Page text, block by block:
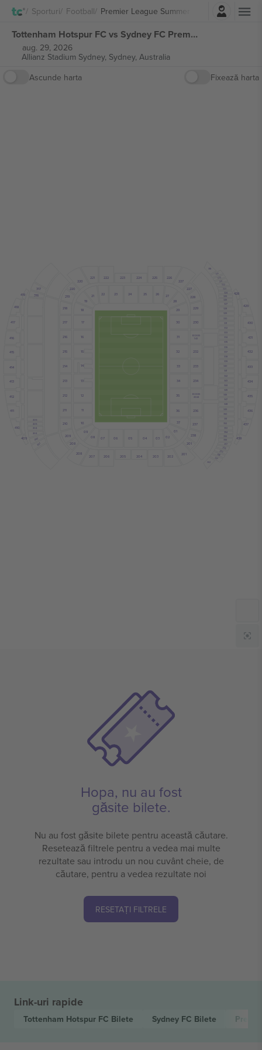
Sporturi Football Premier League Summer Series
Autentificare
Tottenham Hotspur FC vs Sydney FC Premier League Summer Series bilete
aug. 29, 2026
Allianz Stadium Sydney, Sydney, Australia
Ascunde harta
Fixează harta
19
21 22 23 24 25 26
27
28
227
227
226
225
224
223
222
221
220
220
219
218
217
216
215
214
213
212
211
210
209
01
02
03
04
05
06
07
08
09
208
208
207 206 205 204 203 202
201
201
318
362
322
324
326
327
328
329
330
331
332
334
336
337
339
340
342
343
344
347
349
350
352
358
359
361
317
316
306
305
304
303
302
301
10
11
12
13
14
15
16
17
18
419
418
417
416
415
414
413
412
411
410
409
29
30
31
32
33
34
35
36
37
238
228
229
230
232
233
234
BOXES
43-64
BOXES
1-42
236
237
428
429
430
431
432
433
434
435
436
437
438
Hopa, nu au fost
găsite bilete.
Nu au fost găsite bilete pentru această căutare.
Resetează filtrele pentru a vedea mai multe
rezultate sau introdu un nou cuvânt cheie, de
căutare, pentru a vedea rezultate noi
RESETAȚI FILTRELE
Link-uri rapide
Tottenham Hotspur FC Bilete Sydney FC Bilete